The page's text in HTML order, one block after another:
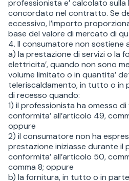
professionista e’ calcolato
concordato nel contratto. Se
eccessivo, l’importo
base del valore di mercato di
4. Il consumatore non sostiene
a) la prestazione di servizi o la
elettricita’, quando non sono
volume limitato o in quantita’
teleriscaldamento, in tutto o in
di recesso quando:
1) il professionista ha omesso
conformita’ all’articolo 49,
oppure
2) il consumatore non ha
prestazione iniziasse durante il
conformita’ all’articolo 50,
comma 8; oppure
b) la fornitura, in tutto o in